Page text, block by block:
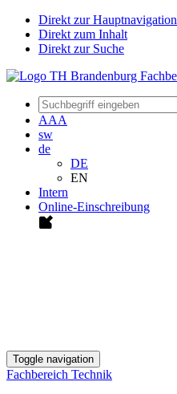
Direkt zur Hauptnavigation
Direkt zum Inhalt
Direkt zur Suche
AAA
sw
de
DE
EN
Intern
Online-Einschreibung
Toggle navigation
Fachbereich Technik